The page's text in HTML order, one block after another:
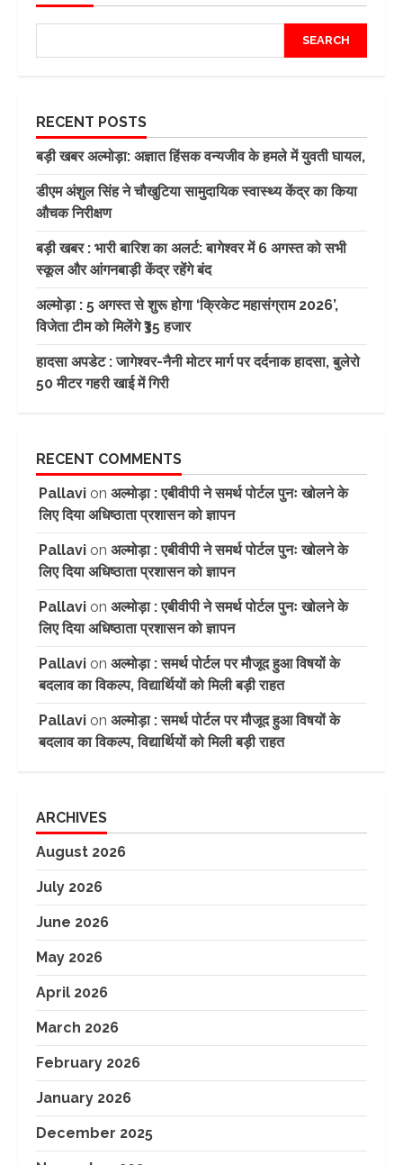
SEARCH
RECENT POSTS
बड़ी खबर अल्मोड़ा: अज्ञात हिंसक वन्यजीव के हमले में युवती घायल,
डीएम अंशुल सिंह ने चौखुटिया सामुदायिक स्वास्थ्य केंद्र का किया
औचक निरीक्षण
बड़ी खबर : भारी बारिश का अलर्ट: बागेश्वर में 6 अगस्त को सभी
स्कूल और आंगनबाड़ी केंद्र रहेंगे बंद
अल्मोड़ा : 5 अगस्त से शुरू होगा ‘क्रिकेट महासंग्राम 2026’,
विजेता टीम को मिलेंगे ₹35 हजार
हादसा अपडेट : जागेश्वर-नैनी मोटर मार्ग पर दर्दनाक हादसा, बुलेरो
50 मीटर गहरी खाई में गिरी
RECENT COMMENTS
Pallavi on अल्मोड़ा : एबीवीपी ने समर्थ पोर्टल पुनः खोलने के
लिए दिया अधिष्ठाता प्रशासन को ज्ञापन
Pallavi on अल्मोड़ा : एबीवीपी ने समर्थ पोर्टल पुनः खोलने के
लिए दिया अधिष्ठाता प्रशासन को ज्ञापन
Pallavi on अल्मोड़ा : एबीवीपी ने समर्थ पोर्टल पुनः खोलने के
लिए दिया अधिष्ठाता प्रशासन को ज्ञापन
Pallavi on अल्मोड़ा : समर्थ पोर्टल पर मौजूद हुआ विषयों के
बदलाव का विकल्प, विद्यार्थियों को मिली बड़ी राहत
Pallavi on अल्मोड़ा : समर्थ पोर्टल पर मौजूद हुआ विषयों के
बदलाव का विकल्प, विद्यार्थियों को मिली बड़ी राहत
ARCHIVES
August 2026
July 2026
June 2026
May 2026
April 2026
March 2026
February 2026
January 2026
December 2025